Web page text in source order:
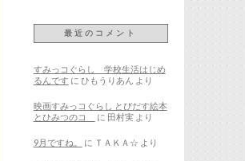
最近のコメント
すみっコぐらし 学校生活はじめ
るんです に ひもうりあん より
映画すみっコぐらし とびだす絵本
とひみつのコ
に 田村実より
9月ですね。 に ＴＡＫＡ☆ より